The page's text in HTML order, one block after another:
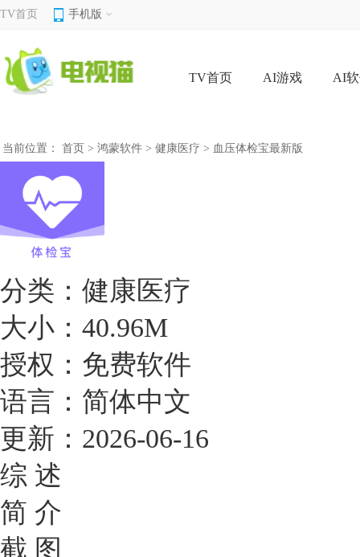
TV首页 手机版
TV首页 AI游戏 AI
当前位置： 首页 > 鸿蒙软件 > 健康医疗 > 血压体检宝最新版
分类： 健康医疗
大小： 40.96M
授权： 免费软件
语言： 简体中文
更新： 2026-06-16
综 述
简 介
截 图